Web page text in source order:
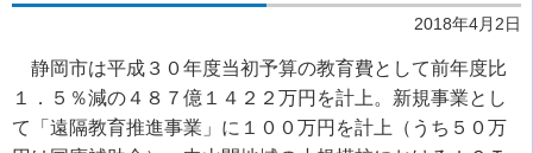
2018年4月2日
静岡市は平成３０年度当初予算の教育費として前年度比
１．５％減の４８７億１４２２万円を計上。新規事業とし
て「遠隔教育推進事業」に１００万円を計上（うち５０万